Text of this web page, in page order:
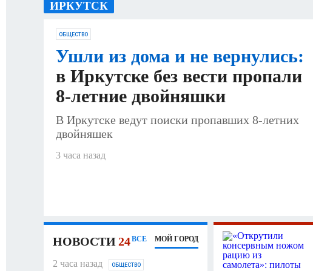
ПРОИСШЕСТВИЯ
ИРКУТСК
ОБЩЕСТВО
Ушли из дома и не вернулись:
в Иркутске без вести пропали
8-летние двойняшки
В Иркутске ведут поиски пропавших 8-летних
двойняшек
3 часа назад
НОВОСТИ24ВСЕ МОЙ ГОРОД
2 часа назад ОБЩЕСТВО 10 часов назад ОБЩЕСТВО